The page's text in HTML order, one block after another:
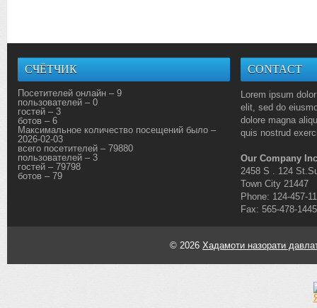
СЧЁТЧИК
Посетителей онлайн – 9
пользователей – 0
гостей – 3
ботов – 6
Максимальное количество посещений было –
2026-02-03
всего посетителей – 79880
пользователей – 3
гостей – 79798
ботов – 79
CONTACT
Lorem ipsum
elit, sed do
dolore magna
quis nostrud
Our Company
2458 S . 124
Town City 21447
Phone: 124-457-
Fax: 565-478-1445
© 2026 Хадамоти назорати